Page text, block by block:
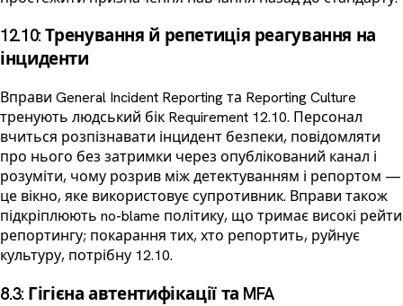
12.10: Тренування й репетиція реагування на
інциденти
Вправи General Incident Reporting та Reporting Culture
тренують людський бік Requirement 12.10. Персонал
вчиться розпізнавати інцидент безпеки, повідомляти
про нього без затримки через опублікований канал і
розуміти, чому розрив між детектуванням і репортом —
це вікно, яке використовує супротивник. Вправи також
підкріплюють no-blame політику, що тримає високі рейти
репортингу; покарання тих, хто репортить, руйнує
культуру, потрібну 12.10.
8.3: Гігієна автентифікації та MFA